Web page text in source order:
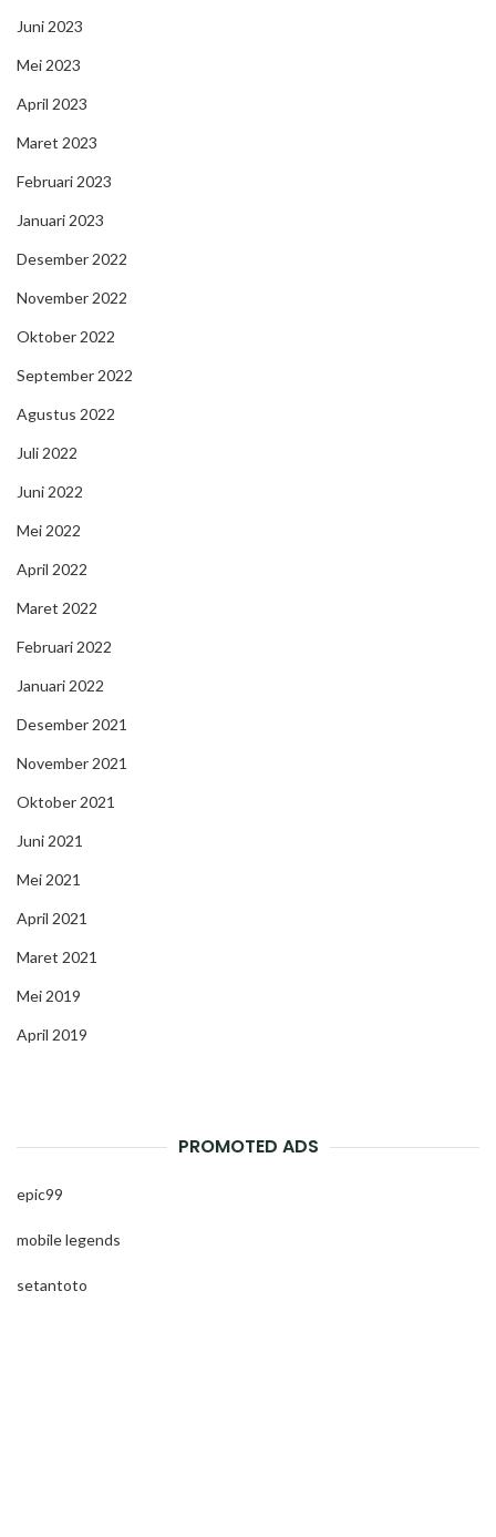
Juni 2023
Mei 2023
April 2023
Maret 2023
Februari 2023
Januari 2023
Desember 2022
November 2022
Oktober 2022
September 2022
Agustus 2022
Juli 2022
Juni 2022
Mei 2022
April 2022
Maret 2022
Februari 2022
Januari 2022
Desember 2021
November 2021
Oktober 2021
Juni 2021
Mei 2021
April 2021
Maret 2021
Mei 2019
April 2019
PROMOTED ADS
epic99
mobile legends
setantoto